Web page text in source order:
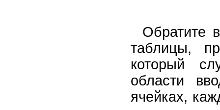
Обратите
таблицы,
который
области
ячейках,